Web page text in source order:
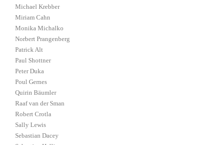
Michael Krebber
Miriam Cahn
Monika Michalko
Norbert Prangenberg
Patrick Alt
Paul Shottner
Peter Duka
Poul Gernes
Quirin Bäumler
Raaf van der Sman
Robert Crotla
Sally Lewis
Sebastian Dacey